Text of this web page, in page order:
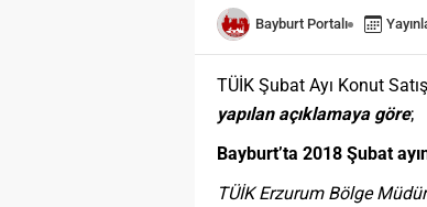
Bayburt Portalı
TÜİK Şubat Ayı Konut
yapılan açıklamaya göre;
Bayburt’ta 2018 Şubat
TÜİK Erzurum Bölge